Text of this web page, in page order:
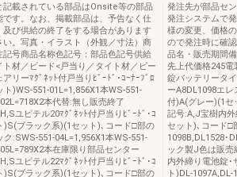
記載されている部品はOnsite等の部品
す。なお、掲載部品は、予告なく仕
び供給の終了をする場合があります
。写真・イラスト（外観／寸法）商
号商品名称色記号：部品色記号供給
材／ビード<戸当り／タイト材／ビー
アリーﾏｸﾞﾈｯﾄ付戸当りﾋﾞｰﾄﾞ･ｺｰﾅｰﾌﾞﾛ
)WS-551-01L=1,856X1本WS-551-
本代替:無し販売終了
ユピテル20ﾏｸﾞﾈｯﾄ付戸当りﾋﾞｰﾄﾞ･ｺ
)S(ブラック系)(1セット)､コード□部の
:SWS-551-04L=1,956X1本WS-551-
本在庫限り部品センター
ユピテル22ﾏｸﾞﾈｯﾄ付戸当りﾋﾞｰﾄﾞ･ｺ
)S(ブラック系)(1セット)､コード□部の
発注先が部品セ
発注システムで
様の変更、価格
ので発注時に確
品名・販売期間
先上代価格245電
錠バッテリータ
ーA8DL1098エ
付)A(グレー)(1セ
記号:A,J宝樹内
セット)､コード□
1098B,DL1528･
ック製J色は販売
内外締り電池錠･
ト)DL-